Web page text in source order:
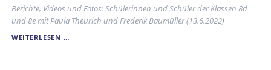
Berichte, Videos und Fotos: Schülerinnen und Schüler der Klassen 8d
und 8e mit Paula Theurich und Frederik Baumüller (13.6.2022)
WEITERLESEN …SCHÜLERAUSTAUSCH